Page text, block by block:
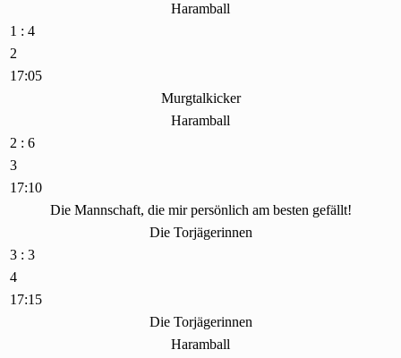
Haramball
1 : 4
2
17:05
Murgtalkicker
Haramball
2 : 6
3
17:10
Die Mannschaft, die mir persönlich am besten gefällt!
Die Torjägerinnen
3 : 3
4
17:15
Die Torjägerinnen
Haramball